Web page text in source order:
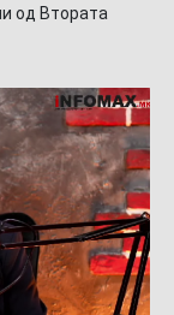
од Втората